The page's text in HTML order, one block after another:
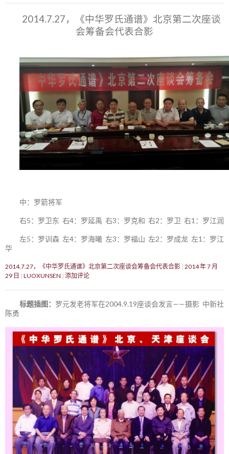
2014.7.27，《中华罗氏通谱》北京第二次座谈
会筹备会代表合影
中：罗箭将军
右5：罗卫东 右4：罗延禹 右3：罗克和 右2：罗卫 右1：罗江润
左5：罗训森 左4：罗海曦 左3：罗福山 左2：罗成龙 左1：罗江
华
2014.7.27，《中华罗氏通谱》北京第二次座谈会筹备会代表合影 2014 年 7 月
29 日
LUOXUNSEN 添加评论
标题插图： 罗元发老将军在2004.9.19座谈会发言——摄影 中新社
陈勇